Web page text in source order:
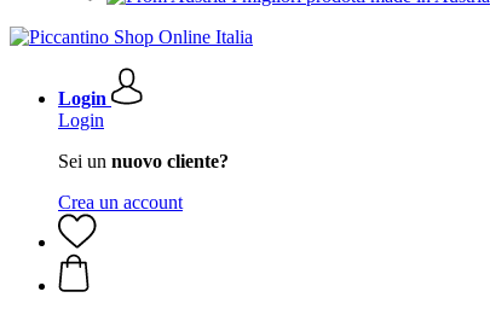
Login
Login
Sei un nuovo cliente?
Crea un account